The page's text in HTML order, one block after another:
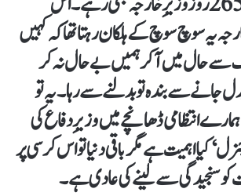
یہ سوچ سوچ کے ہلکان رہتا تھا کہ کہیں
حال میں آ کر ہمیں بے حال نہ کر
جانے سے بندہ تو بدلنے سے رہا۔ یہ تو
انتظامی ڈھانچے میں وزیرِ دفاع کی
کیا اہمیت ہے مگر باقی دنیا تو اس کرسی پر
کو سنجیدگی سے لینے کی عادی ہے۔